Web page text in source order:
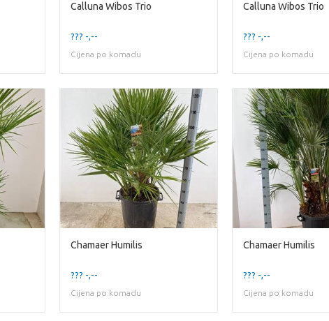
Calluna Wibos Trio
??? -,--
Cijena po komadu
Calluna Wibos Trio
??? -,--
Cijena po komadu
Chamaer Humilis
??? -,--
Cijena po komadu
Chamaer Humilis
??? -,--
Cijena po komadu